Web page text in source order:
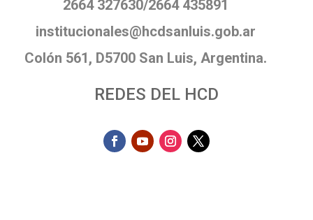
2664 327630/2664 435891
institucionales@hcdsanluis.gob.ar
Colón 561, D5700 San Luis, Argentina.
REDES DEL HCD